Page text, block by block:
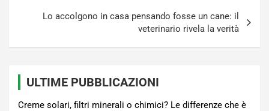
Lo accolgono in casa pensando fosse un cane: il
veterinario rivela la verità
ULTIME PUBBLICAZIONI
Creme solari, filtri minerali o chimici? Le differenze che è